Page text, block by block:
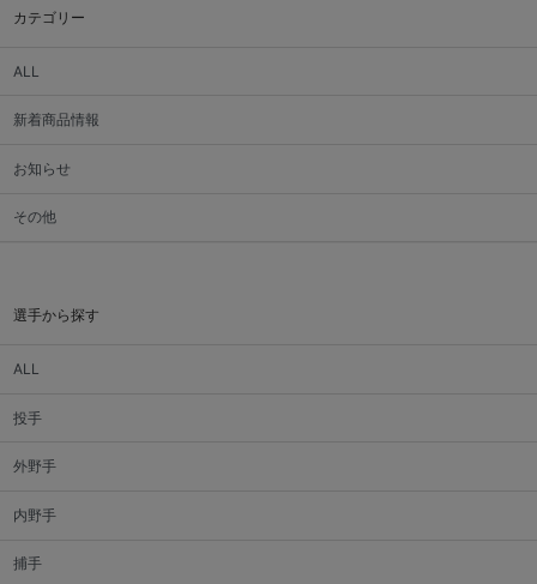
カテゴリー
ALL
新着商品情報
お知らせ
その他
選手から探す
ALL
投手
外野手
内野手
捕手